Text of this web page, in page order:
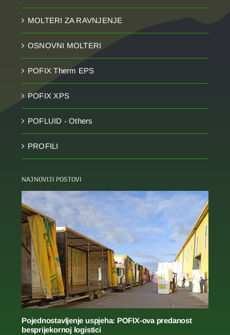
MOLTERI ZA RAVNJENJE
OSNOVNI MOLTERI
POFIX Therm EPS
POFIX XPS
POFLUID - Others
PROFILI
NAJNOVIJI POSTOVI
Pojednostavljenje uspjeha: POFIX-ova predanost
besprijekornoj logistici